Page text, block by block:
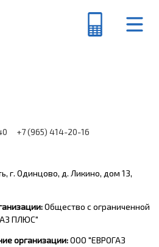
+7 (965) 414-20-16
г. Одинцово, д. Ликино, дом 13,
Общество с ограниченной
ПЛЮС"
организации:ООО "ЕВРОГАЗ